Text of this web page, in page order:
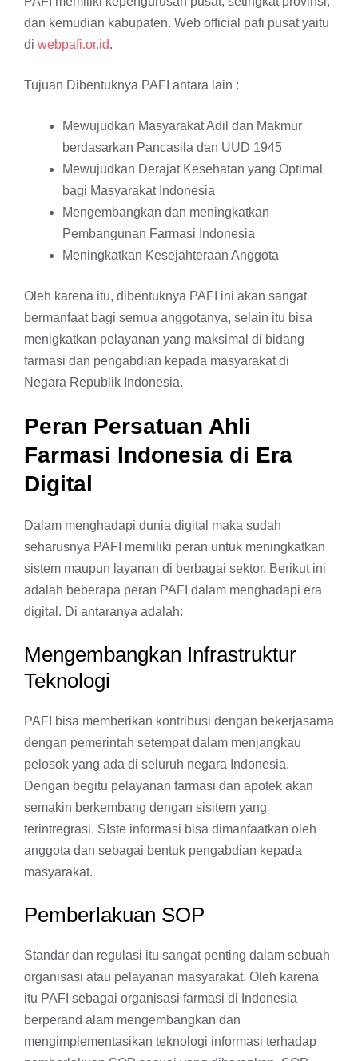
dan kemudian kabupaten. Web official pafi pusat yaitu
di webpafi.or.id.
Tujuan Dibentuknya PAFI antara lain :
Mewujudkan Masyarakat Adil dan Makmur
berdasarkan Pancasila dan UUD 1945
Mewujudkan Derajat Kesehatan yang Optimal
bagi Masyarakat Indonesia
Mengembangkan dan meningkatkan
Pembangunan Farmasi Indonesia
Meningkatkan Kesejahteraan Anggota
Oleh karena itu, dibentuknya PAFI ini akan sangat
bermanfaat bagi semua anggotanya, selain itu bisa
menigkatkan pelayanan yang maksimal di bidang
farmasi dan pengabdian kepada masyarakat di
Negara Republik Indonesia.
Peran Persatuan Ahli
Farmasi Indonesia di Era
Digital
Dalam menghadapi dunia digital maka sudah
seharusnya PAFI memiliki peran untuk meningkatkan
sistem maupun layanan di berbagai sektor. Berikut ini
adalah beberapa peran PAFI dalam menghadapi era
digital. Di antaranya adalah:
Mengembangkan Infrastruktur
Teknologi
PAFI bisa memberikan kontribusi dengan bekerjasama
dengan pemerintah setempat dalam menjangkau
pelosok yang ada di seluruh negara Indonesia.
Dengan begitu pelayanan farmasi dan apotek akan
semakin berkembang dengan sisitem yang
terintregrasi. SIste informasi bisa dimanfaatkan oleh
anggota dan sebagai bentuk pengabdian kepada
masyarakat.
Pemberlakuan SOP
Standar dan regulasi itu sangat penting dalam sebuah
organisasi atau pelayanan masyarakat. Oleh karena
itu PAFI sebagai organisasi farmasi di Indonesia
berperand alam mengembangkan dan
mengimplementasikan teknologi informasi terhadap